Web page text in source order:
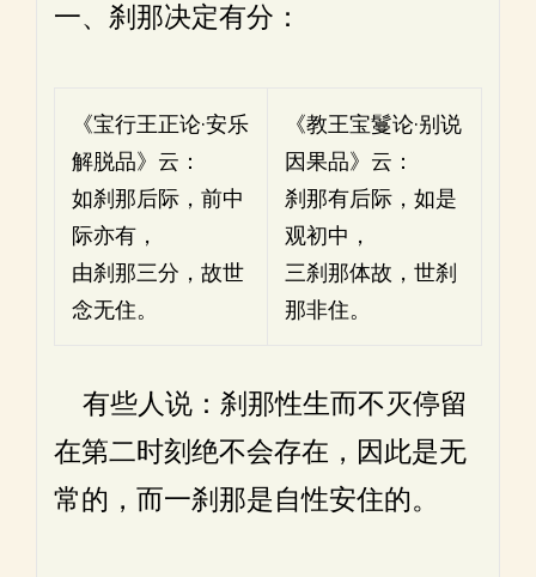
一、刹那决定有分：
《宝行王正论·安乐
解脱品》云：
如刹那后际，前中
际亦有，
由刹那三分，故世
念无住。
《教王宝鬘论·别说
因果品》云：
刹那有后际，如是
观初中，
三刹那体故，世刹
那非住。
有些人说：刹那性生而不灭停留
在第二时刻绝不会存在，因此是无
常的，而一刹那是自性安住的。